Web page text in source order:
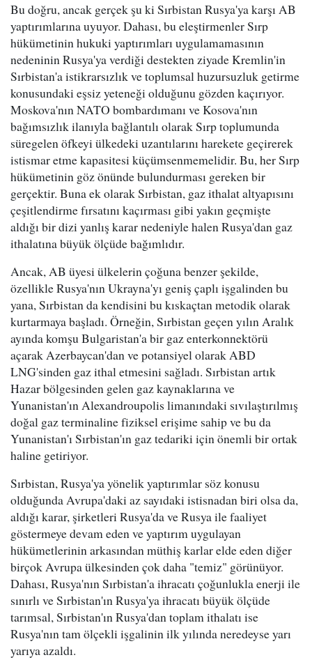
Bu doğru, ancak gerçek şu ki Sırbistan Rusya'ya karşı AB
yaptırımlarına uyuyor. Dahası, bu eleştirmenler Sırp
hükümetinin hukuki yaptırımları uygulamamasının
nedeninin Rusya'ya verdiği destekten ziyade Kremlin'in
Sırbistan'a istikrarsızlık ve toplumsal huzursuzluk getirme
konusundaki eşsiz yeteneği olduğunu gözden kaçırıyor.
Moskova'nın NATO bombardımanı ve Kosova'nın
bağımsızlık ilanıyla bağlantılı olarak Sırp toplumunda
süregelen öfkeyi ülkedeki uzantılarını harekete geçirerek
istismar etme kapasitesi küçümsenmemelidir. Bu, her Sırp
hükümetinin göz önünde bulundurması gereken bir
gerçektir. Buna ek olarak Sırbistan, gaz ithalat altyapısını
çeşitlendirme fırsatını kaçırması gibi yakın geçmişte
aldığı bir dizi yanlış karar nedeniyle halen Rusya'dan gaz
ithalatına büyük ölçüde bağımlıdır.
Ancak, AB üyesi ülkelerin çoğuna benzer şekilde,
özellikle Rusya'nın Ukrayna'yı geniş çaplı işgalinden bu
yana, Sırbistan da kendisini bu kıskaçtan metodik olarak
kurtarmaya başladı. Örneğin, Sırbistan geçen yılın Aralık
ayında komşu Bulgaristan'a bir gaz enterkonnektörü
açarak Azerbaycan'dan ve potansiyel olarak ABD
LNG'sinden gaz ithal etmesini sağladı. Sırbistan artık
Hazar bölgesinden gelen gaz kaynaklarına ve
Yunanistan'ın Alexandroupolis limanındaki sıvılaştırılmış
doğal gaz terminaline fiziksel erişime sahip ve bu da
Yunanistan'ı Sırbistan'ın gaz tedariki için önemli bir ortak
haline getiriyor.
Sırbistan, Rusya'ya yönelik yaptırımlar söz konusu
olduğunda Avrupa'daki az sayıdaki istisnadan biri olsa da,
aldığı karar, şirketleri Rusya'da ve Rusya ile faaliyet
göstermeye devam eden ve yaptırım uygulayan
hükümetlerinin arkasından müthiş karlar elde eden diğer
birçok Avrupa ülkesinden çok daha "temiz" görünüyor.
Dahası, Rusya'nın Sırbistan'a ihracatı çoğunlukla enerji ile
sınırlı ve Sırbistan'ın Rusya'ya ihracatı büyük ölçüde
tarımsal, Sırbistan'ın Rusya'dan toplam ithalatı ise
Rusya'nın tam ölçekli işgalinin ilk yılında neredeyse yarı
yarıya azaldı.